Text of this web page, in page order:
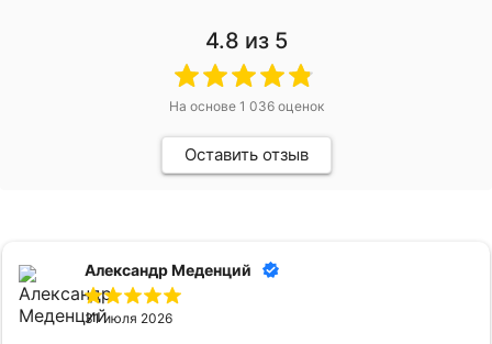
4.8 из 5
На основе 1 036оценок
Оставить отзыв
Александр Меденций
31 июля 2026